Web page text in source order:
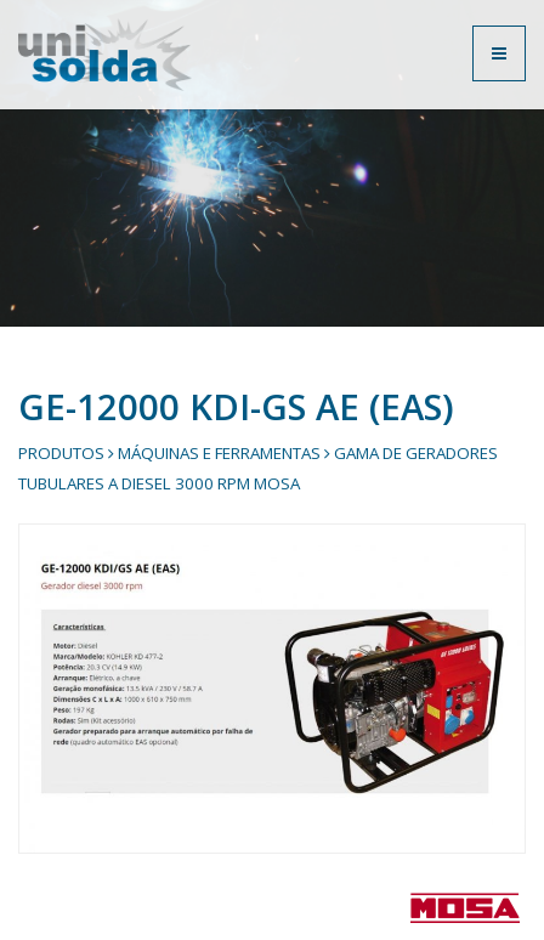
Toggle
GE-12000 KDI-GS AE (EAS)
PRODUTOS MÁQUINAS E FERRAMENTAS
GAMA DE GERADORES
TUBULARES A DIESEL 3000 RPM MOSA